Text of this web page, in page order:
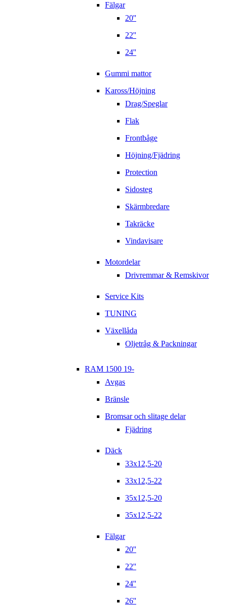
Fälgar
20''
22''
24''
Gummi mattor
Kaross/Höjning
Drag/Speglar
Flak
Frontbåge
Höjning/Fjädring
Protection
Sidosteg
Skärmbredare
Takräcke
Vindavisare
Motordelar
Drivremmar & Remskivor
Service Kits
TUNING
Växellåda
Oljetråg & Packningar
RAM 1500 19-
Avgas
Bränsle
Bromsar och slitage delar
Fjädring
Däck
33x12,5-20
33x12,5-22
35x12,5-20
35x12,5-22
Fälgar
20''
22''
24''
26''